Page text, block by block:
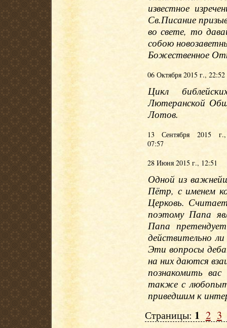
известное
Св.Писание
во свете, то
собою
Божественное
06 Октября 2015 г., 22:52
Цикл
Лютеранской
Лотов.
13 Сентября 2015 г.,
07:57
28 Июня 2015 г., 12:51
Одной из
Пётр, с именем
Церковь.
поэтому Папа
Папа
действительно
Эти вопросы
на них даются
познакомить
также с
приведшим к
Страницы: 1 2 3